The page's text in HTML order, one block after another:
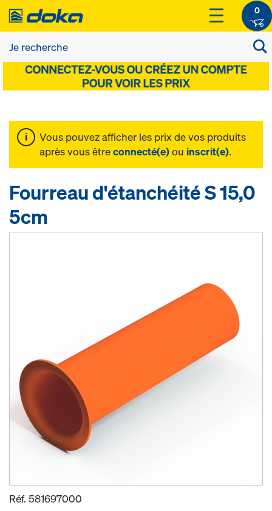
0
Vous pouvez afficher les prix de vos produits
après vous êtreconnecté(e)ou inscrit(e).
Fourreau d'étanchéité S 15,0
5cm
Réf. 581697000